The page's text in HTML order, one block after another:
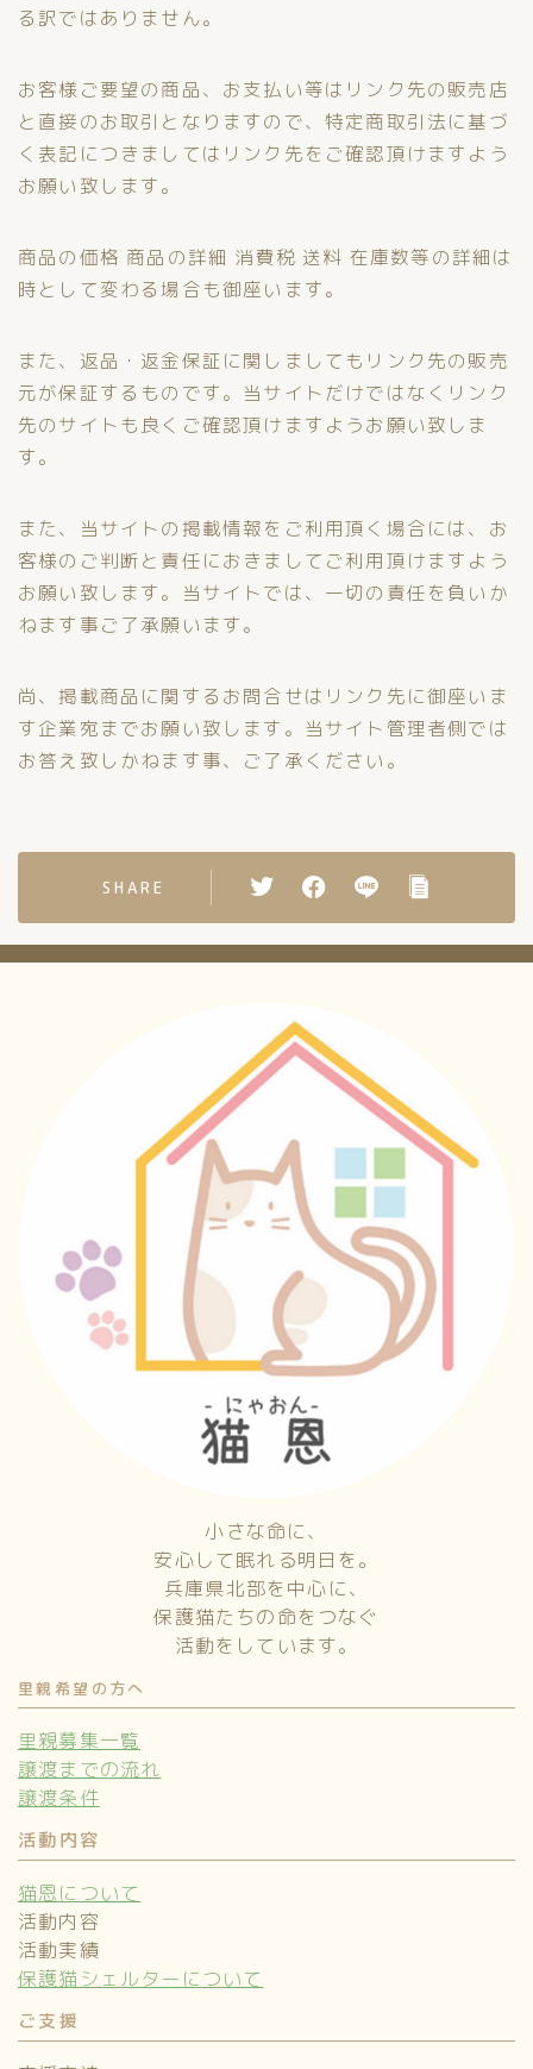
る訳ではありません。
お客様ご要望の商品、お支払い等はリンク先の販売店
と直接のお取引となりますので、特定商取引法に基づ
く表記につきましてはリンク先をご確認頂けますよう
お願い致します。
商品の価格 商品の詳細 消費税 送料 在庫数等の詳細は
時として変わる場合も御座います。
また、返品・返金保証に関しましてもリンク先の販売
元が保証するものです。当サイトだけではなくリンク
先のサイトも良くご確認頂けますようお願い致しま
す。
また、当サイトの掲載情報をご利用頂く場合には、お
客様のご判断と責任におきましてご利用頂けますよう
お願い致します。当サイトでは、一切の責任を負いか
ねます事ご了承願います。
尚、掲載商品に関するお問合せはリンク先に御座いま
す企業宛までお願い致します。当サイト管理者側では
お答え致しかねます事、ご了承ください。
SHARE
小さな命に、
安心して眠れる明日を。
兵庫県北部を中心に、
保護猫たちの命をつなぐ
活動をしています。
里親希望の方へ
里親募集一覧
譲渡までの流れ
譲渡条件
活動内容
猫恩について
活動内容
活動実績
保護猫シェルターについて
ご支援